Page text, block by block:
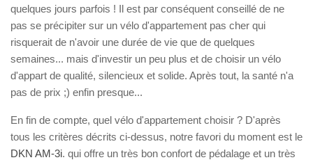
quelques jours parfois ! Il est par conséquent conseillé de ne
pas se précipiter sur un vélo d'appartement pas cher qui
risquerait de n'avoir une durée de vie que de quelques
semaines... mais d'investir un peu plus et de choisir un vélo
d'appart de qualité, silencieux et solide. Après tout, la santé n'a
pas de prix ;) enfin presque...
En fin de compte, quel vélo d'appartement choisir ? D'après
tous les critères décrits ci-dessus, notre favori du moment est le
DKN AM-3i. qui offre un très bon confort de pédalage et un très